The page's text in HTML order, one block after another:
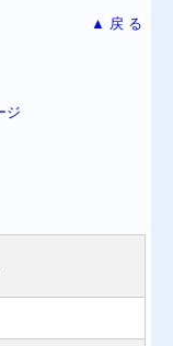
▲ 戻 る